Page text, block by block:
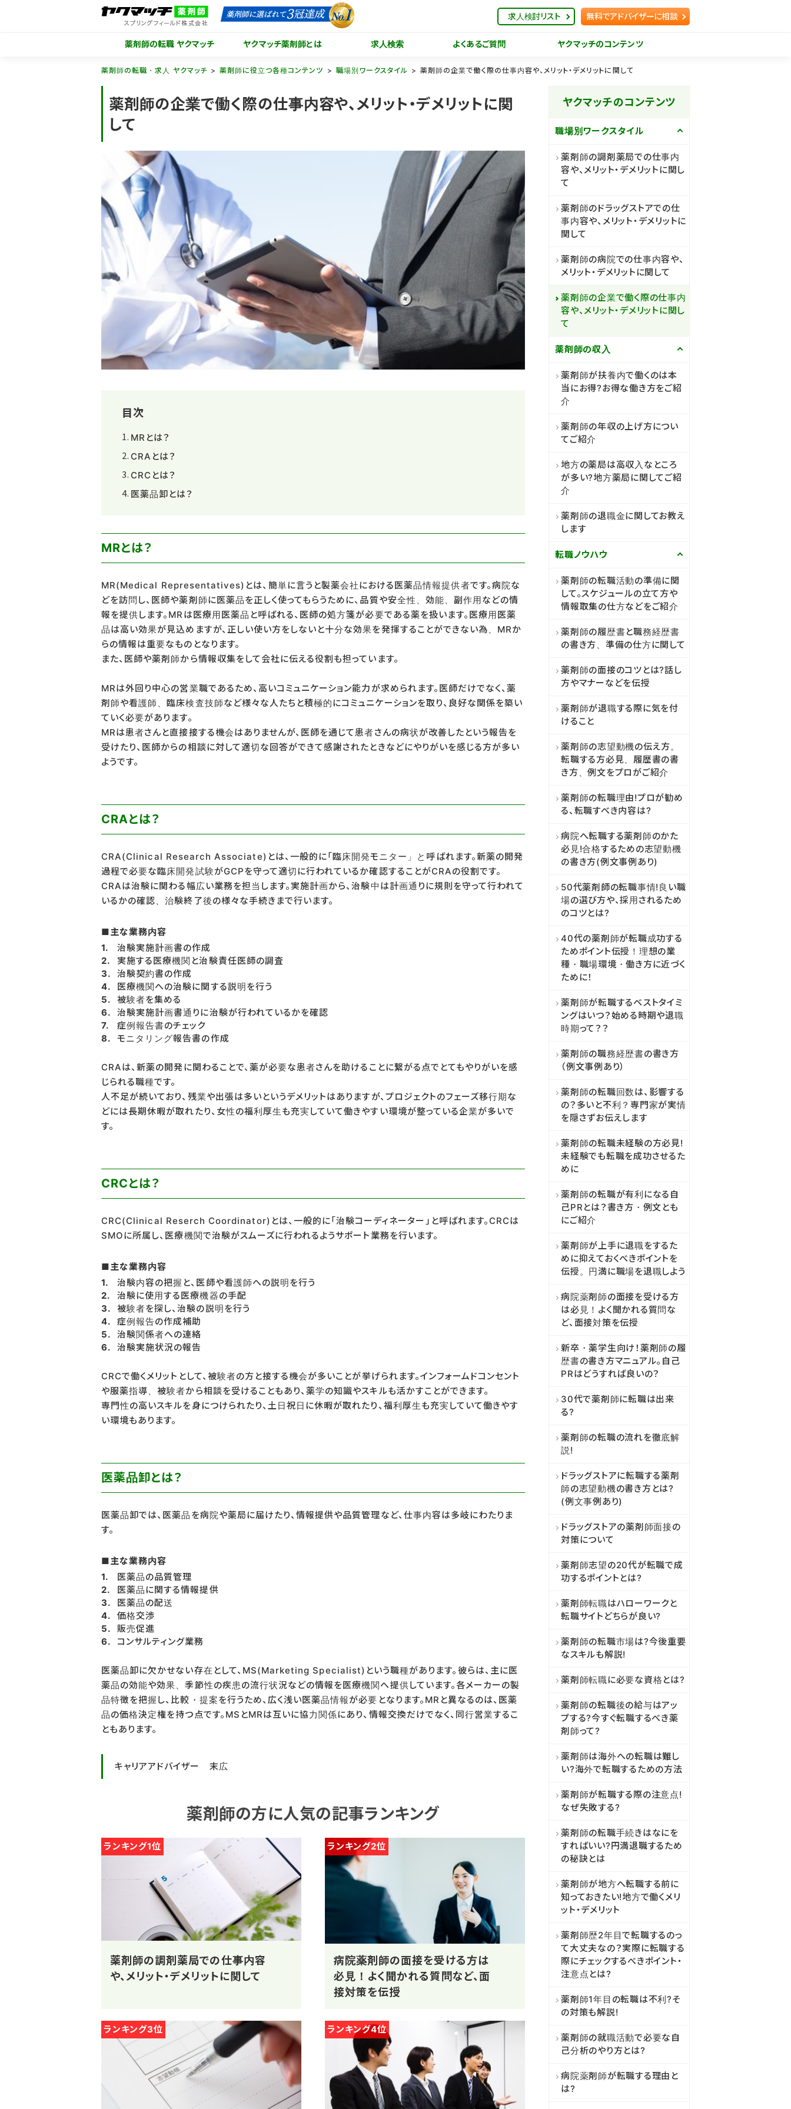
薬剤師の転職 ヤクマッチ ヤクマッチ薬剤師とは 求人検索 よくあるご質問 ヤクマッチのコンテンツ
求人検討リスト 無料でアドバイザーに相談
薬剤師の転職・求人 ヤクマッチ 薬剤師に役立つ各種コンテンツ 職場別ワークスタイル 薬剤師の企業で働く際の仕事内容や、メリット・デメリットに関して
薬剤師の企業で働く際の仕事内容や、メリット・デメリットに関
して
目次
MRとは？
CRAとは？
CRCとは？
医薬品卸とは？
MRとは？
MR(Medical Representatives)とは、簡単に言うと製薬会社における医薬品情報提供者です。病院な
どを訪問し、医師や薬剤師に医薬品を正しく使ってもらうために、品質や安全性、効能、副作用などの情
報を提供します。MRは医療用医薬品と呼ばれる、医師の処方箋が必要である薬を扱います。医療用医薬
品は高い効果が見込めますが、正しい使い方をしないと十分な効果を発揮することができない為、MRか
らの情報は重要なものとなります。
また、医師や薬剤師から情報収集をして会社に伝える役割も担っています。
MRは外回り中心の営業職であるため、高いコミュニケーション能力が求められます。医師だけでなく、薬
剤師や看護師、臨床検査技師など様々な人たちと積極的にコミュニケーションを取り、良好な関係を築い
ていく必要があります。
MRは患者さんと直接接する機会はありませんが、医師を通じて患者さんの病状が改善したという報告を
受けたり、医師からの相談に対して適切な回答ができて感謝されたときなどにやりがいを感じる方が多い
ようです。
CRAとは？
CRA(Clinical Research Associate)とは、一般的に「臨床開発モニター」と呼ばれます。新薬の開発
過程で必要な臨床開発試験がGCPを守って適切に行われているか確認することがCRAの役割です。
CRAは治験に関わる幅広い業務を担当します。実施計画から、治験中は計画通りに規則を守って行われて
いるかの確認、治験終了後の様々な手続きまで行います。
■主な業務内容
治験実施計画書の作成
実施する医療機関と治験責任医師の調査
治験契約書の作成
医療機関への治験に関する説明を行う
被験者を集める
治験実施計画書通りに治験が行われているかを確認
症例報告書のチェック
モニタリング報告書の作成
CRAは、新薬の開発に関わることで、薬が必要な患者さんを助けることに繋がる点でとてもやりがいを感
じられる職種です。
人不足が続いており、残業や出張は多いというデメリットはありますが、プロジェクトのフェーズ移行期な
どには長期休暇が取れたり、女性の福利厚生も充実していて働きやすい環境が整っている企業が多いで
す。
CRCとは？
CRC(Clinical Reserch Coordinator)とは、一般的に「治験コーディネーター」と呼ばれます。CRCは
SMOに所属し、医療機関で治験がスムーズに行われるようサポート業務を行います。
■主な業務内容
治験内容の把握と、医師や看護師への説明を行う
治験に使用する医療機器の手配
被験者を探し、治験の説明を行う
症例報告の作成補助
治験関係者への連絡
治験実施状況の報告
CRCで働くメリットとして、被験者の方と接する機会が多いことが挙げられます。インフォームドコンセント
や服薬指導、被験者から相談を受けることもあり、薬学の知識やスキルも活かすことができます。
専門性の高いスキルを身につけられたり、土日祝日に休暇が取れたり、福利厚生も充実していて働きやす
い環境もあります。
医薬品卸とは？
医薬品卸では、医薬品を病院や薬局に届けたり、情報提供や品質管理など、仕事内容は多岐にわたりま
す。
■主な業務内容
医薬品の品質管理
医薬品に関する情報提供
医薬品の配送
価格交渉
販売促進
コンサルティング業務
医薬品卸に欠かせない存在として、MS(Marketing Specialist)という職種があります。彼らは、主に医
薬品の効能や効果、季節性の疾患の流行状況などの情報を医療機関へ提供しています。各メーカーの製
品特徴を把握し、比較・提案を行うため、広く浅い医薬品情報が必要となります。MRと異なるのは、医薬
品の価格決定権を持つ点です。MSとMRは互いに協力関係にあり、情報交換だけでなく、同行営業するこ
ともあります。
キャリアアドバイザー 末広
薬剤師の方に人気の記事ランキング
ランキング1位
薬剤師の調剤薬局での仕事内容
や、メリット・デメリットに関して
ランキング2位
病院薬剤師の面接を受ける方は
必見！よく聞かれる質問など、面
接対策を伝授
ランキング3位 ランキング4位
ヤクマッチのコンテンツ
職場別ワークスタイル
薬剤師の調剤薬局での仕事内
容や、メリット・デメリットに関し
て
薬剤師のドラッグストアでの仕
事内容や、メリット・デメリットに
関して
薬剤師の病院での仕事内容や、
メリット・デメリットに関して
薬剤師の企業で働く際の仕事内
容や、メリット・デメリットに関し
て
薬剤師の収入
薬剤師が扶養内で働くのは本
当にお得?お得な働き方をご紹
介
薬剤師の年収の上げ方につい
てご紹介
地方の薬局は高収入なところ
が多い?地方薬局に関してご紹
介
薬剤師の退職金に関してお教え
します
転職ノウハウ
薬剤師の転職活動の準備に関
して。スケジュールの立て方や
情報取集の仕方などをご紹介
薬剤師の履歴書と職務経歴書
の書き方、準備の仕方に関して
薬剤師の面接のコツとは?話し
方やマナーなどを伝授
薬剤師が退職する際に気を付
けること
薬剤師の志望動機の伝え方。
転職する方必見、履歴書の書
き方、例文をプロがご紹介
薬剤師の転職理由!プロが勧め
る、転職すべき内容は?
病院へ転職する薬剤師のかた
必見!合格するための志望動機
の書き方(例文事例あり)
50代薬剤師の転職事情!良い職
場の選び方や、採用されるため
のコツとは?
40代の薬剤師が転職成功する
ためポイント伝授！理想の業
種・職場環境・働き方に近づく
ために！
薬剤師が転職するベストタイミ
ングはいつ？始める時期や退職
時期って？？
薬剤師の職務経歴書の書き方
（例文事例あり）
薬剤師の転職回数は、影響する
の？多いと不利？専門家が実情
を隠さずお伝えします
薬剤師の転職未経験の方必見!
未経験でも転職を成功させるた
めに
薬剤師の転職が有利になる自
己PRとは？書き方・例文とも
にご紹介
薬剤師が上手に退職をするた
めに抑えておくべきポイントを
伝授。円満に職場を退職しよう
病院薬剤師の面接を受ける方
は必見！よく聞かれる質問な
ど、面接対策を伝授
新卒・薬学生向け！薬剤師の履
歴書の書き方マニュアル。自己
PRはどうすれば良いの？
30代で薬剤師に転職は出来
る?
薬剤師の転職の流れを徹底解
説!
ドラッグストアに転職する薬剤
師の志望動機の書き方とは?
(例文事例あり)
ドラッグストアの薬剤師面接の
対策について
薬剤師志望の20代が転職で成
功するポイントとは?
薬剤師転職はハローワークと
転職サイトどちらが良い?
薬剤師の転職市場は?今後重要
なスキルも解説!
薬剤師転職に必要な資格とは?
薬剤師の転職後の給与はアッ
プする?今すぐ転職するべき薬
剤師って?
薬剤師は海外への転職は難し
い?海外で転職するための方法
薬剤師が転職する際の注意点!
なぜ失敗する?
薬剤師の転職手続きはなにを
すればいい?円満退職するため
の秘訣とは
薬剤師が地方へ転職する前に
知っておきたい!地方で働くメリ
ット・デメリット
薬剤師歴2年目で転職するのっ
て大丈夫なの？実際に転職する
際にチェックするべきポイント・
注意点とは?
薬剤師1年目の転職は不利?そ
の対策も解説!
薬剤師の就職活動で必要な自
己分析のやり方とは?
病院薬剤師が転職する理由と
は?